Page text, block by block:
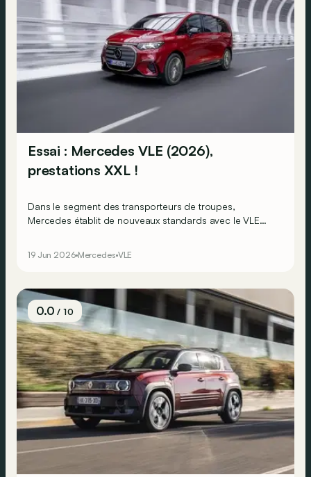
Essai : Mercedes VLE (2026),
prestations XXL !
Dans le segment des transporteurs de troupes,
Mercedes établit de nouveaux standards avec le VLE
19 Jun 2026 Mercedes VLE
0.0/ 10